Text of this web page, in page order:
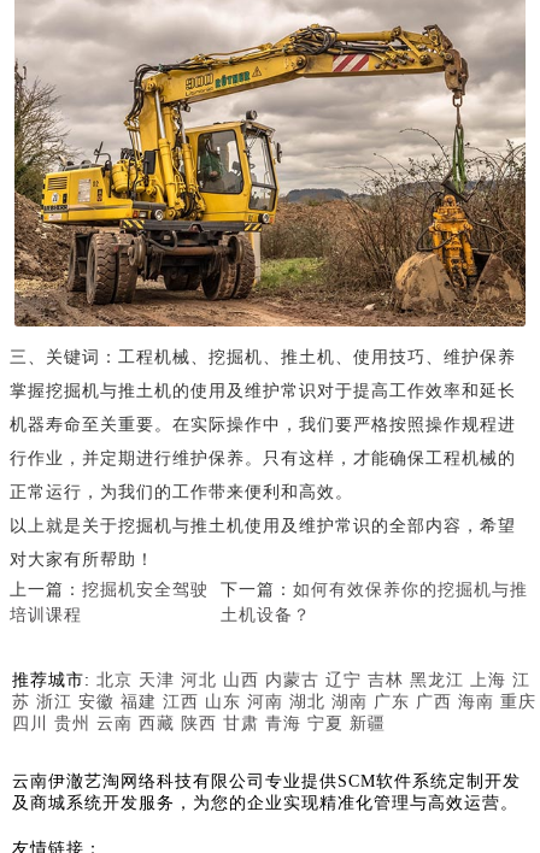
三、关键词：工程机械、挖掘机、推土机、使用技巧、维护保养
掌握挖掘机与推土机的使用及维护常识对于提高工作效率和延长
机器寿命至关重要。在实际操作中，我们要严格按照操作规程进
行作业，并定期进行维护保养。只有这样，才能确保工程机械的
正常运行，为我们的工作带来便利和高效。
以上就是关于挖掘机与推土机使用及维护常识的全部内容，希望
对大家有所帮助！
上一篇： 挖掘机安全驾驶
培训课程
下一篇： 如何有效保养你的挖掘机与推
土机设备？
推荐城市: 北京 天津 河北 山西 内蒙古 辽宁 吉林 黑龙江 上海 江
苏 浙江 安徽 福建 江西 山东 河南 湖北 湖南 广东 广西 海南 重庆
四川
贵州 云南 西藏 陕西 甘肃 青海 宁夏 新疆
云南伊澈艺淘网络科技有限公司专业提供SCM软件系统定制开发
及商城系统开发服务，为您的企业实现精准化管理与高效运营。
友情链接：